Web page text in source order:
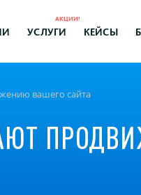
УСЛУГИ
АКЦИИ!
КЕЙСЫ
вашего сайта